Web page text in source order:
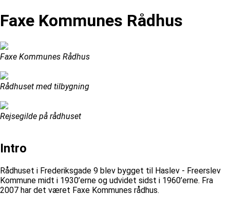
Faxe Kommunes Rådhus
Faxe Kommunes Rådhus
Rådhuset med tilbygning
Rejsegilde på rådhuset
Intro
Rådhuset i Frederiksgade 9 blev bygget til Haslev - Freerslev
Kommune midt i 1930’erne og udvidet sidst i 1960’erne. Fra
2007 har det været Faxe Kommunes rådhus.